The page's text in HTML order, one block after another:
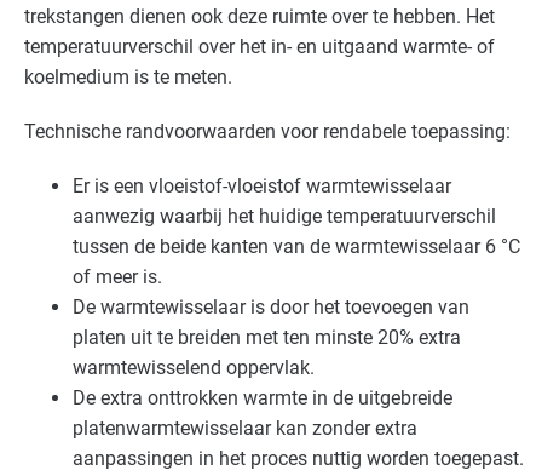
trekstangen dienen ook deze ruimte over te hebben. Het
temperatuurverschil over het in- en uitgaand warmte- of
koelmedium is te meten.
Technische randvoorwaarden voor rendabele toepassing:
Er is een vloeistof-vloeistof warmtewisselaar
aanwezig waarbij het huidige temperatuurverschil
tussen de beide kanten van de warmtewisselaar 6 °C
of meer is.
De warmtewisselaar is door het toevoegen van
platen uit te breiden met ten minste 20% extra
warmtewisselend oppervlak.
De extra onttrokken warmte in de uitgebreide
platenwarmtewisselaar kan zonder extra
aanpassingen in het proces nuttig worden toegepast.